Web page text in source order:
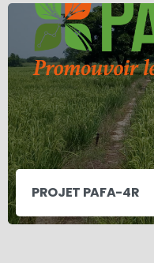
PROJET PAFA-4R